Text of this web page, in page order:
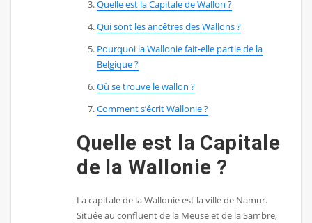
Quelle est la Capitale de Wallon ?
Qui sont les ancêtres des Wallons ?
Pourquoi la Wallonie fait-elle partie de la
Belgique ?
Où se trouve le wallon ?
Comment s’écrit Wallonie ?
Quelle est la Capitale
de la Wallonie ?
La capitale de la Wallonie est la ville de Namur.
Située au confluent de la Meuse et de la Sambre,